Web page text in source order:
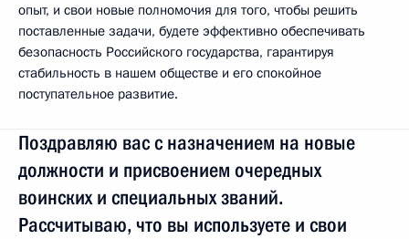
опыт, и свои новые полномочия для того, чтобы решить
поставленные задачи, будете эффективно обеспечивать
безопасность Российского государства, гарантируя
стабильность в нашем обществе и его спокойное
поступательное развитие.
Поздравляю вас с назначением на новые
должности и присвоением очередных
воинских и специальных званий.
Рассчитываю, что вы используете и свои